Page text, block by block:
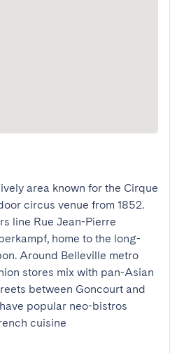
area known for the Cirque
circus venue from 1852.
line Rue Jean-Pierre
home to the long-
Around Belleville metro
stores mix with pan-Asian
between Goncourt and
popular neo-bistros
cuisine